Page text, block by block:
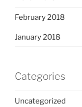
February 2018
January 2018
Categories
Uncategorized